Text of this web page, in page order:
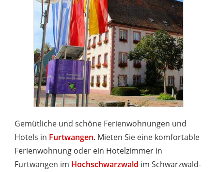
Gemütliche und schöne Ferienwohnungen und
Hotels in Furtwangen. Mieten Sie eine komfortable
Ferienwohnung oder ein Hotelzimmer in
Furtwangen im Hochschwarzwald im Schwarzwald-